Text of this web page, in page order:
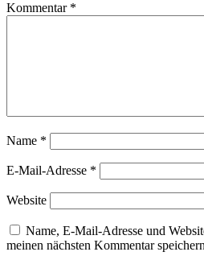
Kommentar *
Name *
E-Mail-Adresse *
Website
Name, E-Mail-Adresse und
meinen nächsten Kommentar